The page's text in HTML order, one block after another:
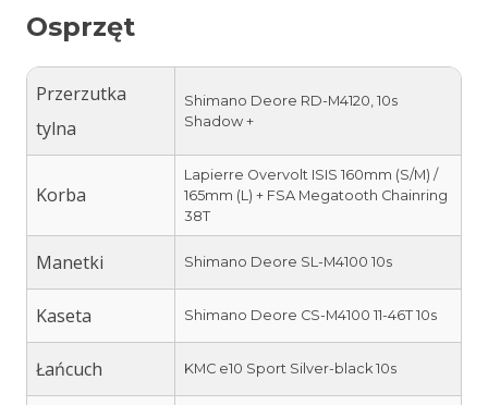
Osprzęt
Przerzutka
tylna
Shimano Deore RD-M4120, 10s
Shadow +
Korba
Lapierre Overvolt ISIS 160mm (S/M) /
165mm (L) + FSA Megatooth Chainring
38T
Manetki Shimano Deore SL-M4100 10s
Kaseta Shimano Deore CS-M4100 11-46T 10s
Łańcuch KMC e10 Sport Silver-black 10s